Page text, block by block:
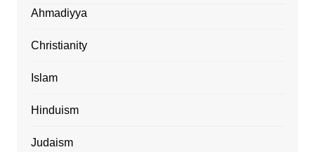
Ahmadiyya
Christianity
Islam
Hinduism
Judaism